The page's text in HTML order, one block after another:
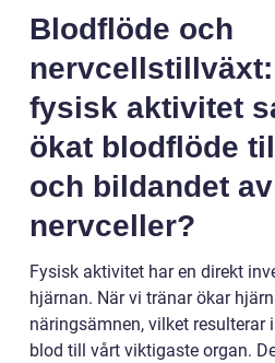
Blodflöde och
fysisk aktivitet
ökat blodflöde
och bildandet
nervceller?
Fysisk aktivitet har en direkt
hjärnan. När vi tränar ökar
näringsämnen, vilket resulterar
blod till vårt viktigaste organ.